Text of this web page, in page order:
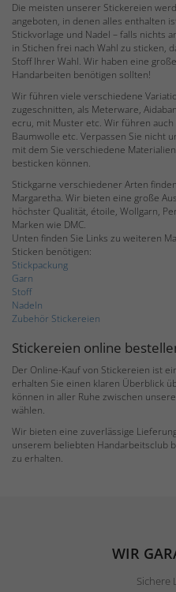
Die meisten unserer Stickereien
angeboten, in denen alles enthalten
Stickvorlage und Nadel – falls nichts
in Stichen frei nach Wahl zu sticken,
Stoff Ihrer Wahl. Wir haben eine
Handarbeiten benötigen sollten!
Wir führen viele verschiedene
zugeschnitten, als Meterware,
ecru, mit Muster etc. Wir führen auch
Baumwolle etc. Verpassen Sie nicht
mit dem Sie verschiedene
besticken können.
Stickgarne verschiedener Arten
Margaretha. Wir bieten eine große
höchster Qualität, étoile, Wollgarn,
Marken wie DMC.
Unten finden Sie Links zu weiteren
Sticken benötigen:
Stickpackung
Garn
Stoff
Nadeln
Zubehör Stickereien
Stickereien online
Der Online-Kauf von Stickereien ist
erhalten Sie einen klaren Überblick
können in aller Ruhe zwischen
wählen.
Wir bieten eine zuverlässige
unserem beliebten Handarbeitsclub
zu erhalten.
WIR
Sichere